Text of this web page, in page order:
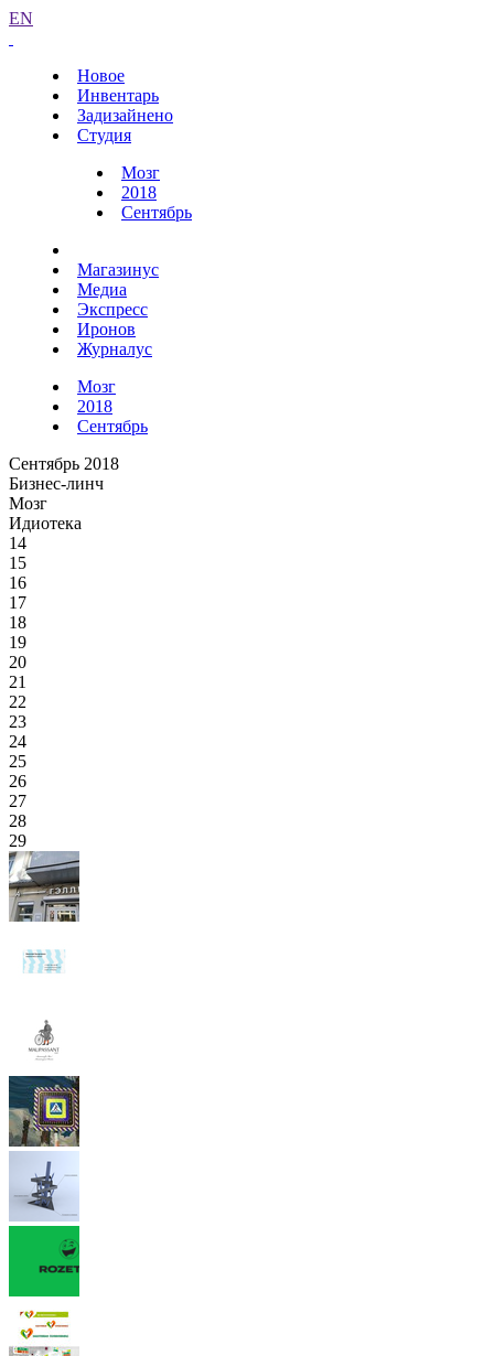
EN
Новое
Инвентарь
Задизайнено
Студия
Мозг
2018
Сентябрь
Магазинус
Медиа
Экспресс
Иронов
Журналус
Мозг
2018
Сентябрь
Сентябрь 2018
Бизнес-линч
Мозг
Идиотека
14
15
16
17
18
19
20
21
22
23
24
25
26
27
28
29